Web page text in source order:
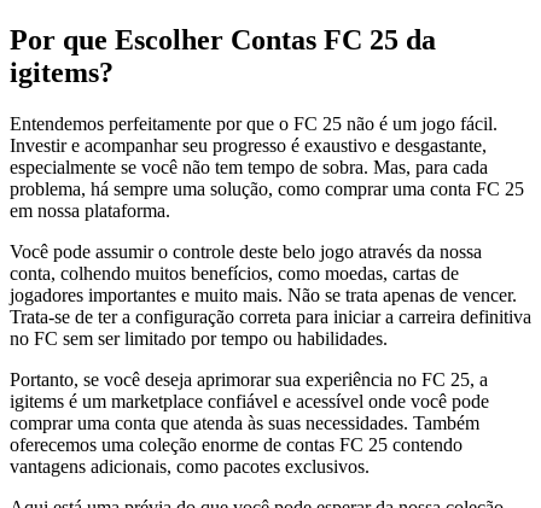
Por que Escolher Contas FC 25 da
igitems?
Entendemos perfeitamente por que o FC 25 não é um jogo fácil.
Investir e acompanhar seu progresso é exaustivo e desgastante,
especialmente se você não tem tempo de sobra. Mas, para cada
problema, há sempre uma solução, como comprar uma conta FC 25
em nossa plataforma.
Você pode assumir o controle deste belo jogo através da nossa
conta, colhendo muitos benefícios, como moedas, cartas de
jogadores importantes e muito mais. Não se trata apenas de vencer.
Trata-se de ter a configuração correta para iniciar a carreira definitiva
no FC sem ser limitado por tempo ou habilidades.
Portanto, se você deseja aprimorar sua experiência no FC 25, a
igitems é um marketplace confiável e acessível onde você pode
comprar uma conta que atenda às suas necessidades. Também
oferecemos uma coleção enorme de contas FC 25 contendo
vantagens adicionais, como pacotes exclusivos.